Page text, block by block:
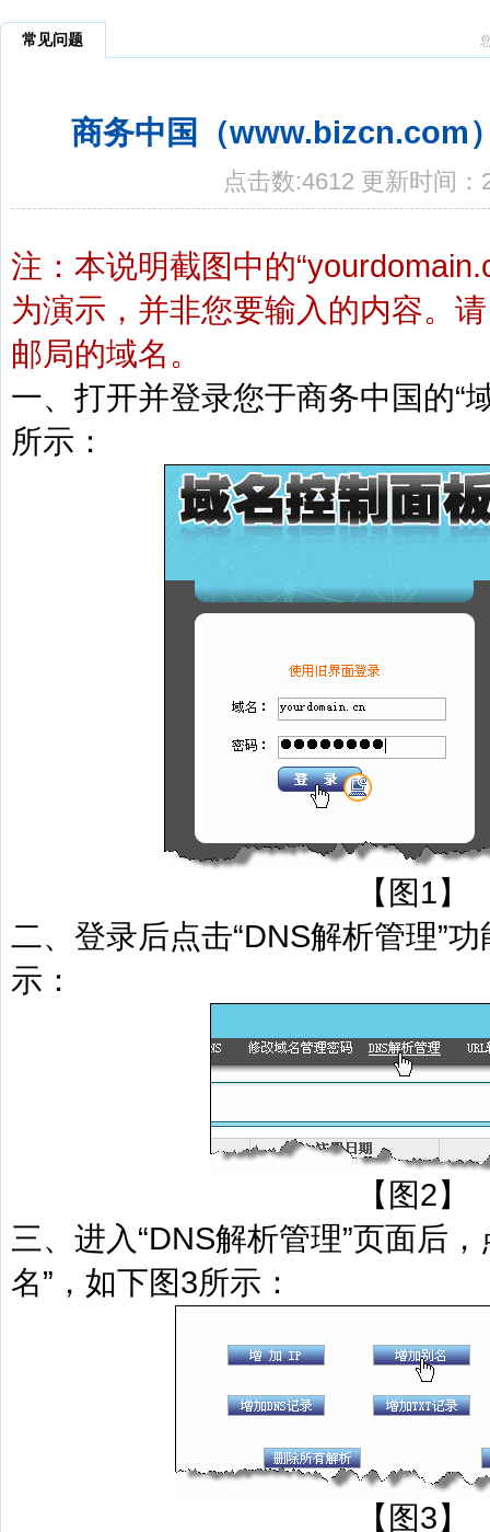
常见问题
商务中国（www.bizcn.com
点击数:4612 更新时间：
注：本说明截图中的
为演示，并非您要输入的内容。
邮局的域名。
一、打开并登录您于商务中国的“
所示：
【图1】
二、登录后点击“DNS解析管理”
示：
【图2】
三、进入“DNS解析管理”页面后
名”，如下图3所示：
【图3】